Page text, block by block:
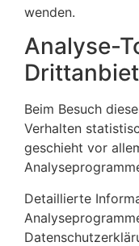
wenden.
Analyse-
Beim Besuch
Verhalten
geschieht vor
Detaillierte